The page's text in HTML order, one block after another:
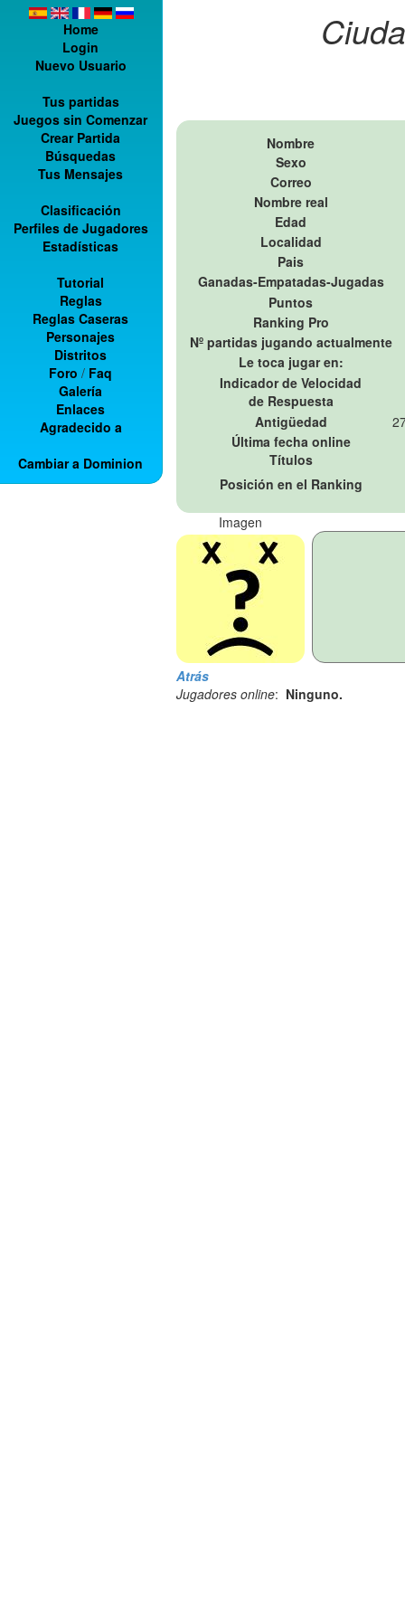
Home
Login
Nuevo Usuario
Tus partidas
Juegos sin Comenzar
Crear Partida
Búsquedas
Tus Mensajes
Clasificación
Perfiles de Jugadores
Estadísticas
Tutorial
Reglas
Reglas Caseras
Personajes
Distritos
Foro / Faq
Galería
Enlaces
Agradecido a
Cambiar a Dominion
Nombre
Sexo
Correo
Nombre real
Edad
Localidad
Pais
Ganadas-Empatadas-Jugadas
Puntos
Ranking Pro
Nº partidas jugando actualmente
Le toca jugar en:
Indicador de Velocidad
de Respuesta
Antigüedad
Última fecha online
Títulos
Posición en el Ranking
Imagen
Atrás
Jugadores online: Ninguno.